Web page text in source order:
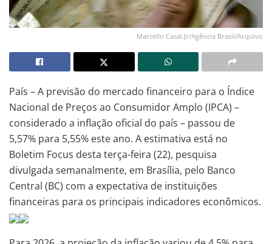
Marcello Casal Jr/Agência Brasil/Arquivo
País – A previsão do mercado financeiro para o Índice
Nacional de Preços ao Consumidor Amplo (IPCA) –
considerado a inflação oficial do país – passou de
5,57% para 5,55% este ano. A estimativa está no
Boletim Focus desta terça-feira (22), pesquisa
divulgada semanalmente, em Brasília, pelo Banco
Central (BC) com a expectativa de instituições
financeiras para os principais indicadores econômicos.